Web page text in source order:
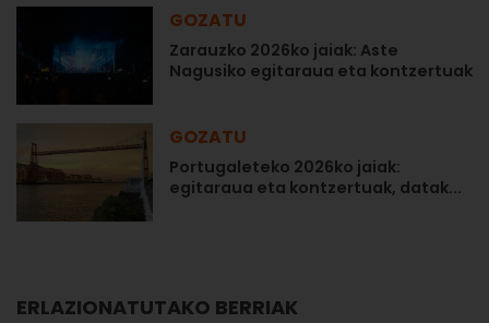
GOZATU
Zarauzko 2026ko jaiak: Aste
Nagusiko egitaraua eta kontzertuak
GOZATU
Portugaleteko 2026ko jaiak:
egitaraua eta kontzertuak, datak...
ERLAZIONATUTAKO BERRIAK